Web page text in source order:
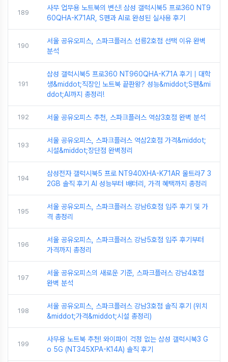
189
사무 업무용 노트북의 변신! 삼성 갤럭시북5 프로360 NT9
60QHA-K71AR, S펜과 AI로 완성된 실사용 후기
190
서울 공유오피스, 스파크플러스 선릉2호점 선택 이유 완벽
분석
191
삼성 갤럭시북5 프로360 NT960QHA-K71A 후기｜대학
생&middot;직장인 노트북 끝판왕? 성능&middot;S펜&mi
ddot;AI까지 총정리!
192 서울 공유오피스 추천, 스파크플러스 역삼3호점 완벽 분석
193
서울 공유오피스, 스파크플러스 역삼2호점 가격&middot;
시설&middot;장단점 완벽정리
194
삼성전자 갤럭시북5 프로 NT940XHA-K71AR 울트라7 3
2GB 솔직 후기 AI 성능부터 배터리, 가격 혜택까지 총정리
195
서울 공유오피스, 스파크플러스 강남6호점 입주 후기 및 가
격 총정리
196
서울 공유오피스, 스파크플러스 강남5호점 입주 후기부터
가격까지 총정리
197
서울 공유오피스의 새로운 기준, 스파크플러스 강남4호점
완벽 분석
198
서울 공유오피스, 스파크플러스 강남3호점 솔직 후기 (위치
&middot;가격&middot;시설 총정리)
199
사무용 노트북 추천! 와이파이 걱정 없는 삼성 갤럭시북3 G
o 5G (NT345XPA-K14A) 솔직 후기